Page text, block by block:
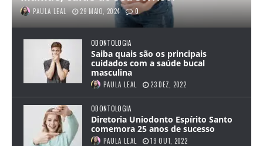
PAULA LEAL 29 MAIO, 2024 0
ODONTOLOGIA
Saiba quais são os principais
cuidados com a saúde bucal
masculina
PAULA LEAL 23 DEZ, 2022
ODONTOLOGIA
Diretoria Uniodonto Espírito Santo
comemora 25 anos de sucesso
PAULA LEAL 19 OUT, 2022